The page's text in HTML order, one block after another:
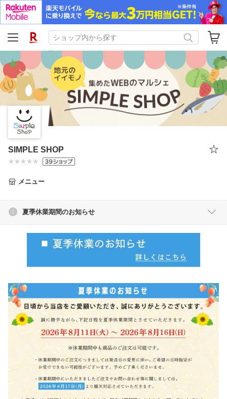
SIMPLE SHOP
メニュー
夏季休業期間のお知らせ